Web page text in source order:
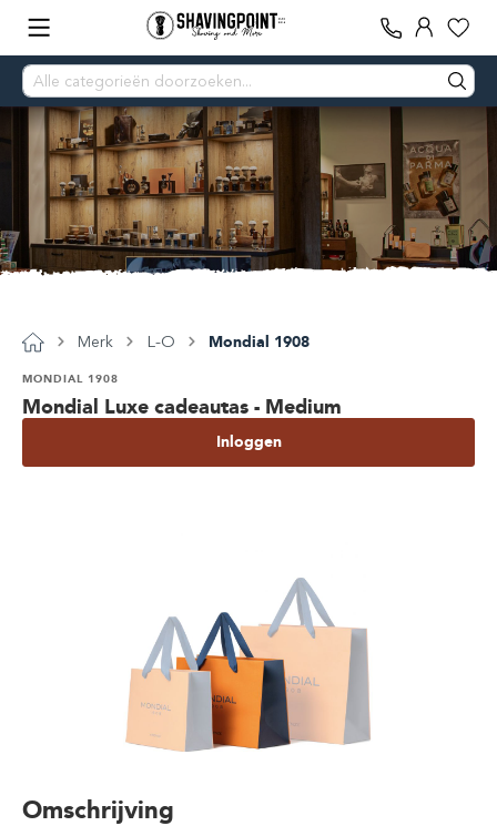
Merk L-O Mondial 1908
Mondial Luxe cadeautas - Medium
MONDIAL 1908
Inloggen
Omschrijving